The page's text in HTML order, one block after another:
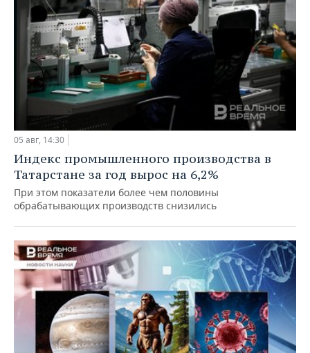
05 авг, 14:30
Индекс промышленного производства в
Татарстане за год вырос на 6,2%
При этом показатели более чем половины
обрабатывающих производств снизились